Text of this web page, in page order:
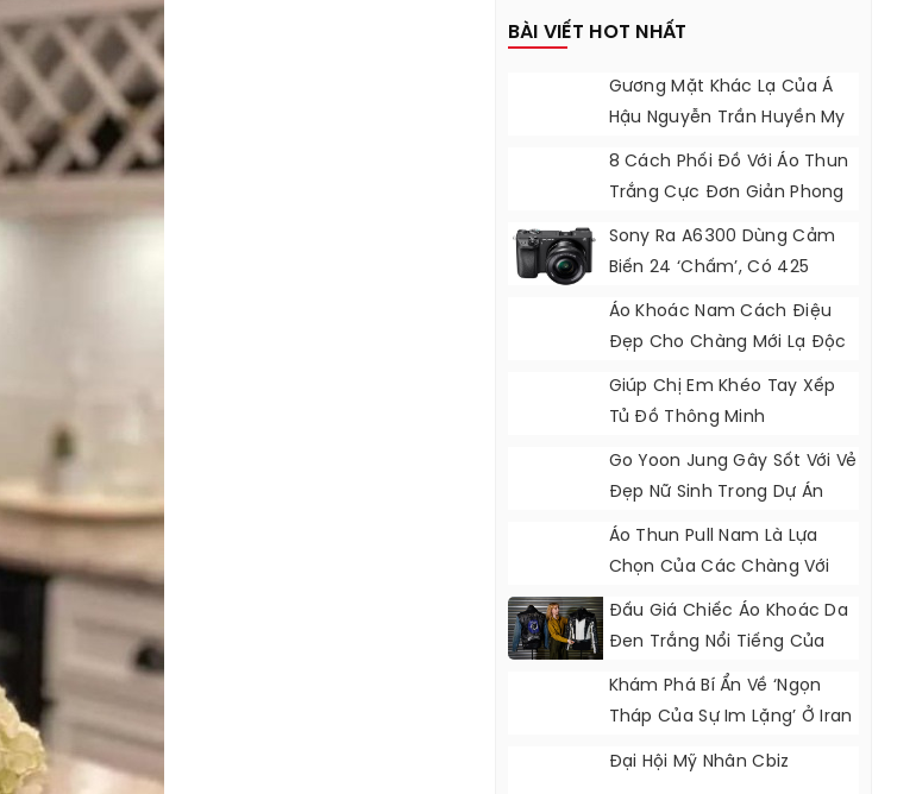
BÀI VIẾT HOT NHẤT
Gương Mặt Khác Lạ Của Á
Hậu Nguyễn Trần Huyền My
8 Cách Phối Đồ Với Áo Thun
Trắng Cực Đơn Giản Phong
Sony Ra A6300 Dùng Cảm
Biến 24 ‘chấm’, Có 425
Điểm Lấy Nét
Áo Khoác Nam Cách Điệu
Đẹp Cho Chàng Mới Lạ Độc
Đáo
Giúp Chị Em Khéo Tay Xếp
Tủ Đồ Thông Minh
Go Yoon Jung Gây Sốt Với Vẻ
Đẹp Nữ Sinh Trong Dự Án
Phim Mới
Áo Thun Pull Nam Là Lựa
Chọn Của Các Chàng Với
Phong Cách Hàn Quốc
Đấu Giá Chiếc Áo Khoác Da
Đen Trắng Nổi Tiếng Của
Michael Jackson
Khám Phá Bí Ẩn Về ‘ngọn
Tháp Của Sự Im Lặng’ Ở Iran
Đại Hội Mỹ Nhân Cbiz